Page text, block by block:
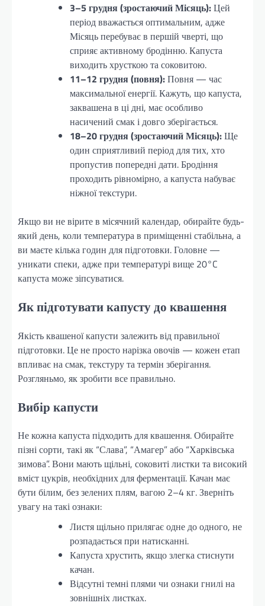
3–5 грудня (зростаючий Місяць):Цей
період вважається оптимальним, адже
Місяць перебуває в першій чверті, що
сприяє активному бродінню. Капуста
виходить хрусткою та соковитою.
11–12 грудня (повня):Повня — час
максимальної енергії. Кажуть, що капуста,
заквашена в ці дні, має особливо
насичений смак і довго зберігається.
18–20 грудня (зростаючий Місяць):Ще
один сприятливий період для тих, хто
пропустив попередні дати. Бродіння
проходить рівномірно, а капуста набуває
ніжної текстури.
Якщо ви не вірите в місячний календар, обирайте будь-
який день, коли температура в приміщенні стабільна, а
ви маєте кілька годин для підготовки. Головне —
уникати спеки, адже при температурі вище 20°C
капуста може зіпсуватися.
Як підготувати капусту до квашення
Якість квашеної капусти залежить від правильної
підготовки. Це не просто нарізка овочів — кожен етап
впливає на смак, текстуру та термін зберігання.
Розгляньмо, як зробити все правильно.
Вибір капусти
Не кожна капуста підходить для квашення. Обирайте
пізні сорти, такі як “Слава”, “Амагер” або “Харківська
зимова”. Вони мають щільні, соковиті листки та високий
вміст цукрів, необхідних для ферментації. Качан має
бути білим, без зелених плям, вагою 2–4 кг. Зверніть
увагу на такі ознаки:
Листя щільно прилягає одне до одного, не
розпадається при натисканні.
Капуста хрустить, якщо злегка стиснути
качан.
Відсутні темні плями чи ознаки гнилі на
зовнішніх листках.